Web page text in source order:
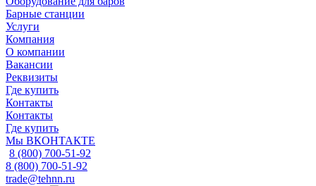
Барные станции
Услуги
Компания
О компании
Вакансии
Реквизиты
Где купить
Контакты
Контакты
Где купить
Мы ВКОНТАКТЕ
8 (800) 700-51-92
8 (800) 700-51-92
trade@tehnn.ru